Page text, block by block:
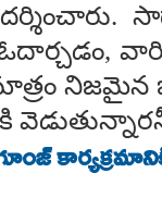
ఓదార్చడం,
నిజమైన